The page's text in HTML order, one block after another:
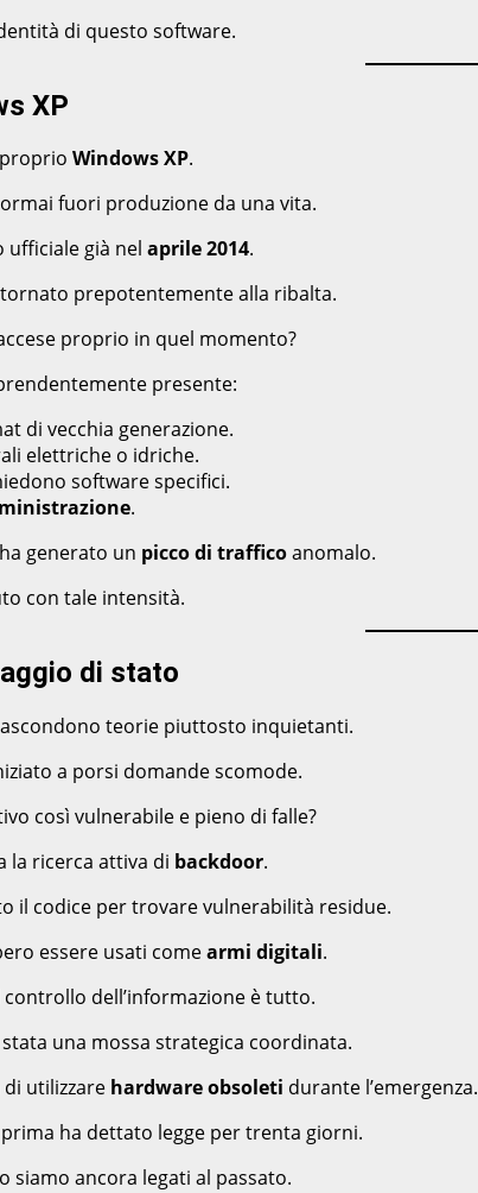
di questo software.
XP
Windows XP.
fuori produzione da una vita.
già nel aprile 2014.
prepotentemente alla ribalta.
proprio in quel momento?
presente:
di vecchia generazione.
elettriche o idriche.
software specifici.
.
generato un picco di trafficoanomalo.
con tale intensità.
di stato
teorie piuttosto inquietanti.
a porsi domande scomode.
così vulnerabile e pieno di falle?
la ricerca attiva di backdoor.
il codice per trovare vulnerabilità residue.
essere usati comearmi digitali.
dell’informazione è tutto.
una mossa strategica coordinata.
utilizzare hardware obsoleti durante l’emergenza.
ha dettato legge per trenta giorni.
ancora legati al passato.